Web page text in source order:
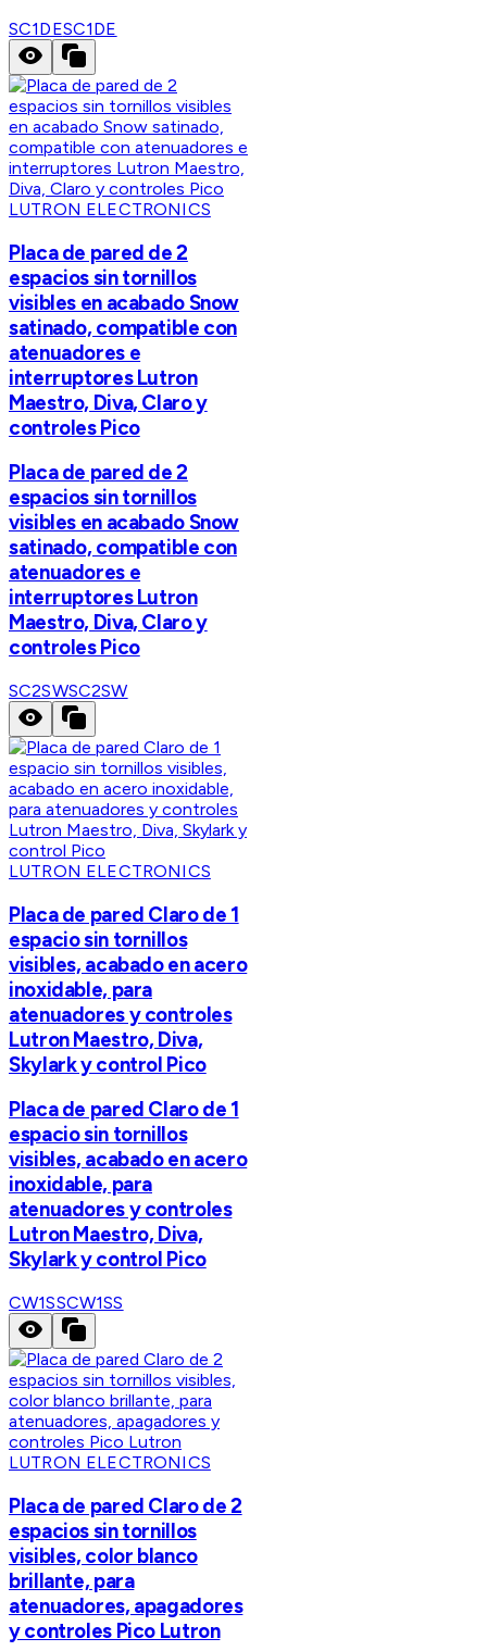
SC1DESC1DE
LUTRON ELECTRONICS
Placa de pared de 2
espacios sin tornillos
visibles en acabado Snow
satinado, compatible con
atenuadores e
interruptores Lutron
Maestro, Diva, Claro y
controles Pico
Placa de pared de 2
espacios sin tornillos
visibles en acabado Snow
satinado, compatible con
atenuadores e
interruptores Lutron
Maestro, Diva, Claro y
controles Pico
SC2SWSC2SW
LUTRON ELECTRONICS
Placa de pared Claro de 1
espacio sin tornillos
visibles, acabado en acero
inoxidable, para
atenuadores y controles
Lutron Maestro, Diva,
Skylark y control Pico
Placa de pared Claro de 1
espacio sin tornillos
visibles, acabado en acero
inoxidable, para
atenuadores y controles
Lutron Maestro, Diva,
Skylark y control Pico
CW1SSCW1SS
LUTRON ELECTRONICS
Placa de pared Claro de 2
espacios sin tornillos
visibles, color blanco
brillante, para
atenuadores, apagadores
y controles Pico Lutron